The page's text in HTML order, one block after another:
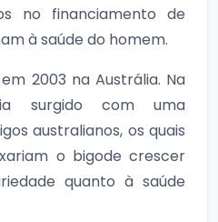
no financiamento de
à saúde do homem.
2003 na Austrália. Na
surgido com uma
australianos, os quais
o bigode crescer
quanto à saúde